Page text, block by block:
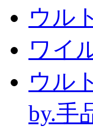
ウル
ワイ
ウル
by.手